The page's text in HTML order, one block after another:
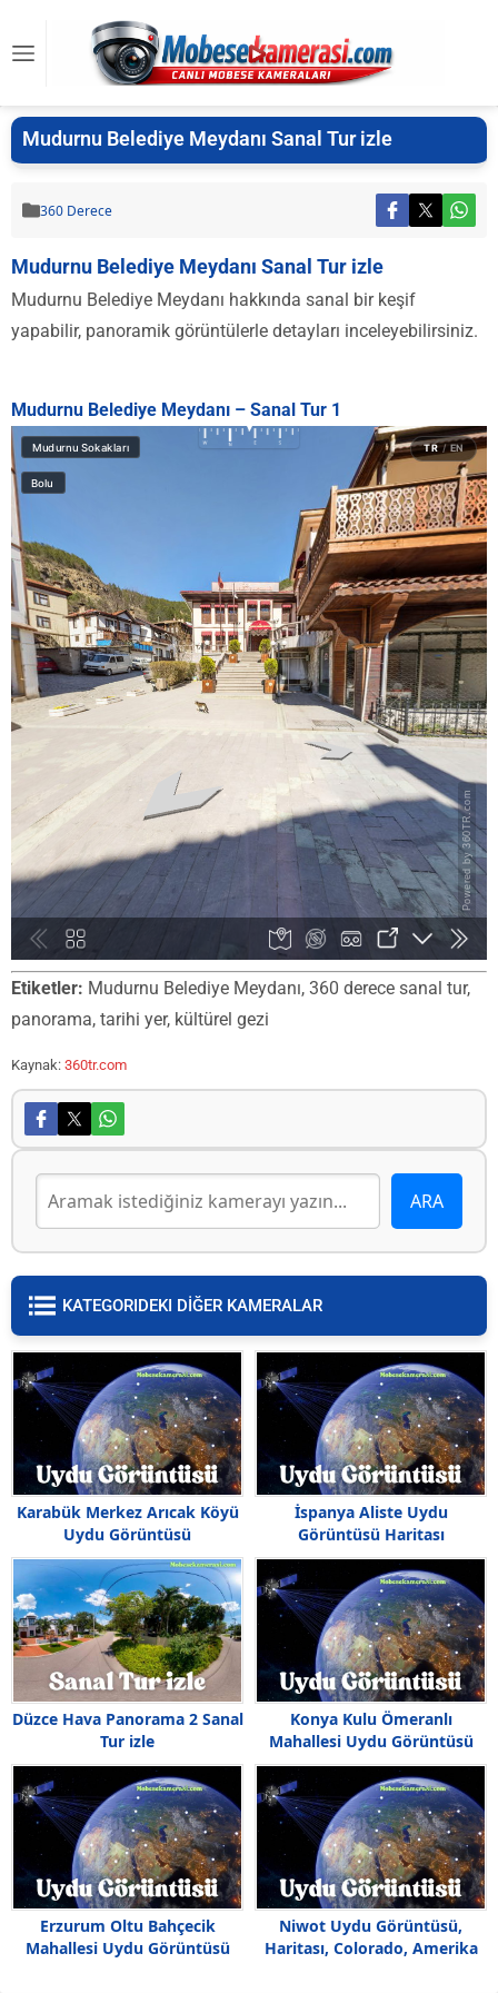
Mudurnu Belediye Meydanı Sanal Tur izle
360 Derece
Mudurnu Belediye Meydanı Sanal Tur izle
Mudurnu Belediye Meydanı hakkında sanal bir keşif
yapabilir, panoramik görüntülerle detayları inceleyebilirsiniz.
Mudurnu Belediye Meydanı – Sanal Tur 1
Etiketler: Mudurnu Belediye Meydanı, 360 derece sanal tur,
panorama, tarihi yer, kültürel gezi
Kaynak: 360tr.com
KATEGORIDEKI DİĞER KAMERALAR
Karabük Merkez Arıcak Köyü
Uydu Görüntüsü
İspanya Aliste Uydu
Görüntüsü Haritası
Düzce Hava Panorama 2 Sanal
Tur izle
Konya Kulu Ömeranlı
Mahallesi Uydu Görüntüsü
Haritası
Erzurum Oltu Bahçecik
Mahallesi Uydu Görüntüsü
Niwot Uydu Görüntüsü,
Haritası, Colorado, Amerika